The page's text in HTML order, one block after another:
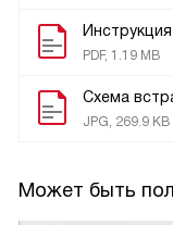
PDF, 1.19 MB
Схема
JPG, 269.9 KB
Может быть